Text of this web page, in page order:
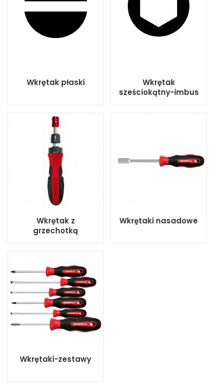
Wkrętak płaski
Wkrętak
sześciokątny-imbus
Wkrętak z
grzechotką
Wkrętaki nasadowe
Wkrętaki-zestawy